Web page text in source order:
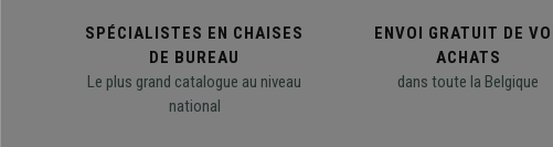
SPÉCIALISTES EN CHAISES
DE BUREAU
Le plus grand catalogue au niveau
national
ENVOI GRATUIT DE
ACHATS
dans toute la Belgique